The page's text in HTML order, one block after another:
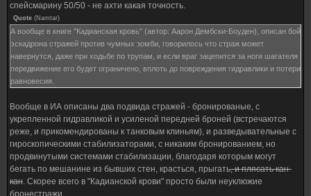
спейсмарину 50/50 - не ахти какая точность.
Quote (Namtar)
А вообще в книге "Кадианская кровь" (автор: Аарон Дембски-Боуден), описан бой
эскадрона стражей против чумных зомби, говорилось что страж может
навернутся, даже при ходьбе по трупам, и если враг зацепится за ноги шагателя
передвижение его будет ограничено, вплоть до повреждения гидравлики и потери
равновесия.
Вообще в ИА описаны два подвида стражей - бронированые, с
укрепленной гидравликой и усиленой передней броней (встречаются
реже, и прикомендированы к танковым клиньям), и разведывательные с
гироскопическими стабилизаторами, с никаким бронированием, но
продвинутыми системами стабилизации, благодаря которым могут
бегать по мешанине из бывших стен, красться, прыгать, и плясать кан-
кан. Скорее всего в "Кадианской крови" просто были неуклюжие
бронестражи.